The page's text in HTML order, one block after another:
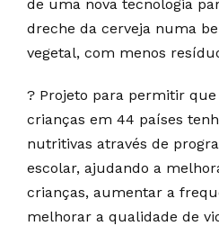
de uma nova tecnologia
dreche da cerveja numa
vegetal, com menos
? Projeto para permitir
crianças em 44 países
nutritivas através de
escolar, ajudando a
crianças, aumentar a
melhorar a qualidade de